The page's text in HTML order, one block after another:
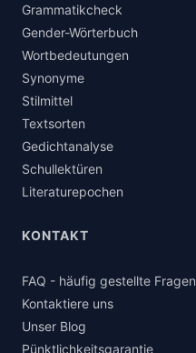
Grammatikcheck
Gender-Wörterbuch
Wortbedeutungen
Synonyme
Stilmittel
Textsorten
Gedichtanalyse
Schullektüren
Literaturepochen
KONTAKT
FAQ - häufig gestellte Fragen
Kontaktiere uns
Unser Blog
Pünktlichkeitsgarantie